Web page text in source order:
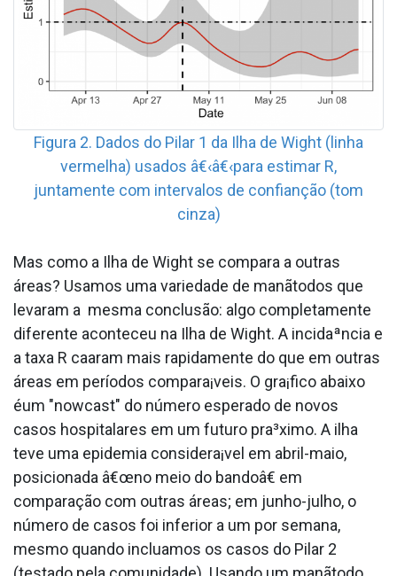
Figura 2. Dados do Pilar 1 da Ilha de Wight (linha
vermelha) usados â€‹â€‹para estimar R,
juntamente com intervalos de confianção (tom
cinza)
Mas como a Ilha de Wight se compara a outras
áreas? Usamos uma variedade de manãtodos que
levaram a mesma conclusão: algo completamente
diferente aconteceu na Ilha de Wight. A incidaªncia e
a taxa R caa­ram mais rapidamente do que em outras
áreas em períodos compara¡veis. O gra¡fico abaixo
éum "nowcast" do número esperado de novos
casos hospitalares em um futuro pra³ximo. A ilha
teve uma epidemia considera¡vel em abril-maio,
posicionada â€œno meio do bandoâ€ em
comparação com outras áreas; em junho-julho, o
número de casos foi inferior a um por semana,
mesmo quando inclua­mos os casos do Pilar 2